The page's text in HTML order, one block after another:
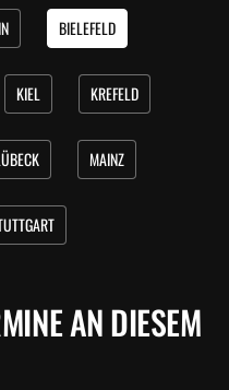
BIELEFELD
KIEL KREFELD
MAINZ
AN DIESEM